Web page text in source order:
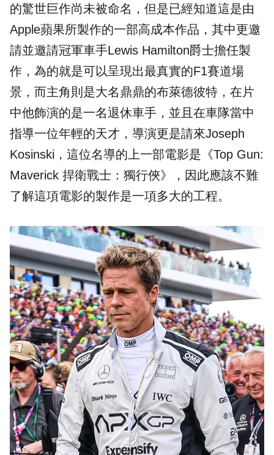
的驚世巨作尚未被命名，但是已經知道這是由
Apple蘋果所製作的一部高成本作品，其中更邀
請並邀請冠軍車手Lewis Hamilton爵士擔任製
作，為的就是可以呈現出最真實的F1賽道場
景，而主角則是大名鼎鼎的布萊德彼特，在片
中他飾演的是一名退休車手，並且在車隊當中
指導一位年輕的天才，導演更是請來Joseph
Kosinski，這位名導的上一部電影是《Top Gun:
Maverick 捍衛戰士：獨行俠》，因此應該不難
了解這項電影的製作是一項多大的工程。